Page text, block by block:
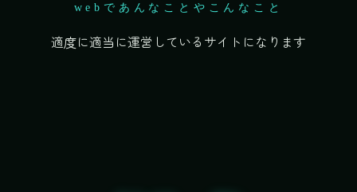
webであんなことやこんなこと
適度に適当に運営しているサイトになります